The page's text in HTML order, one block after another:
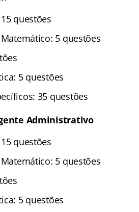
questões
5 questões
5 questões
35 questões
Administrativo
questões
5 questões
5 questões